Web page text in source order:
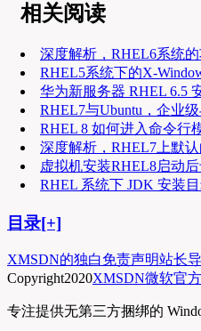
相关阅读
深度解析，RHEL6系统
RHEL5系统下的X-
华为新服务器 RHEL 6.5
RHEL7与Ubuntu，企业
RHEL 8 如何进入命令行
深度解析，RHEL7上默
虚拟机安装RHEL8启动
RHEL 系统下 JDK 安装
目录[+]
XMSDN的独白免责声明站长
Copyright2020XMSDN微软官
专注提供无第三方捆绑的